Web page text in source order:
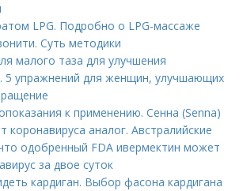
LPG. Подробно о LPG-массаже
Суть методики
малого таза для улучшения
5 упражнений для женщин, улучшающих
к применению. Сенна (Senna)
коронавируса аналог. Австралийские
одобренный FDA ивермектин может
за двое суток
кардиган. Выбор фасона кардигана